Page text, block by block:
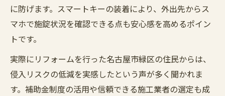
に防げます。スマートキーの装着により、外出先からス
マホで施錠状況を確認できる点も安心感を高めるポイン
トです。
実際にリフォームを行った名古屋市緑区の住民からは、
侵入リスクの低減を実感したという声が多く聞かれま
す。補助金制度の活用や信頼できる施工業者の選定も成